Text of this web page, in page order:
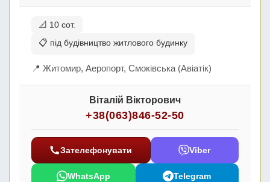
📐 10 сот.
📋 під будівництво житлового будинку
📍 Житомир, Аеропорт, Смоківська (Авіатік)
Віталій Вікторович
+38(063)846-52-50
Зателефонувати Viber
WhatsApp Telegram